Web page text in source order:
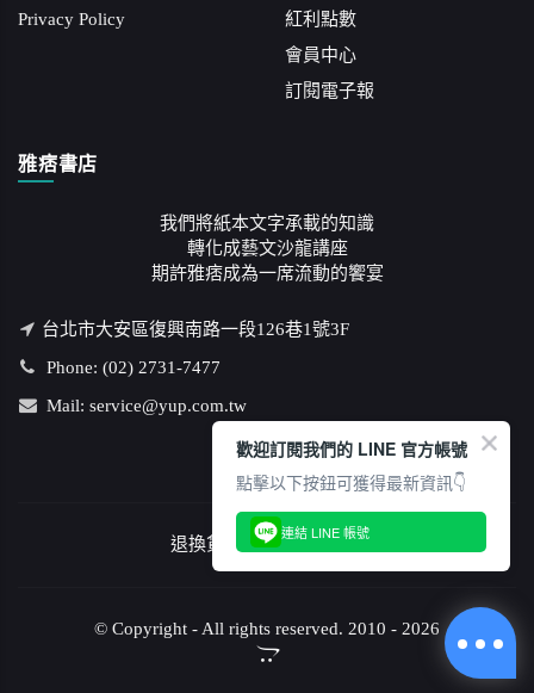
Privacy Policy
紅利點數
會員中心
訂閱電子報
雅痞書店
我們將紙本文字承載的知識
轉化成藝文沙龍講座
期許雅痞成為一席流動的饗宴
台北市大安區復興南路一段126巷1號3F
Phone: (02) 2731-7477
Mail: service@yup.com.tw
退換貨說明/隱私權政策
© Copyright - All rights reserved. 2010 - 2026
歡迎訂閱我們的 LINE 官方帳號
點擊以下按鈕可獲得最新資訊👇
連結 LINE 帳號